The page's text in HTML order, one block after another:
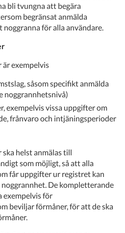
bli tvungna att begära
begränsat anmälda
för alla användare.
exempelvis
såsom specifikt anmälda
noggrannhetsnivå)
exempelvis vissa uppgifter om
frånvaro och intjäningsperioder
helst anmälas till
som möjligt, så att alla
får uppgifter ur registret kan
De kompletterande
exempelvis för
beviljar förmåner, för att de ska